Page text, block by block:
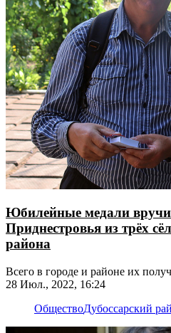
Юбилейные медали
Приднестровья из трёх
района
Всего в городе и районе их
28 Июл., 2022, 16:24
ОбществоДубоссарский